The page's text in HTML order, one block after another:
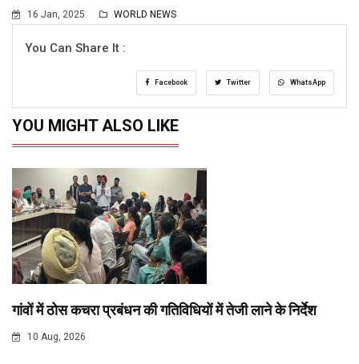
16 Jan, 2025 WORLD NEWS
You Can Share It :
Facebook Twitter WhatsApp
YOU MIGHT ALSO LIKE
गांवों में ठोस कचरा प्रबंधन की गतिविधियों में तेजी लाने के निर्देश
10 Aug, 2026